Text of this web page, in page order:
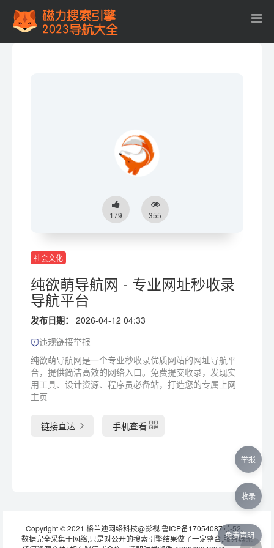
179 355
社会文化
纯欲萌导航网 - 专业网址秒收录
导航平台
发布日期：
2026-04-12 04:33
违规链接举报
纯欲萌导航网是一个专业秒收录优质网站的网址导航平
台，提供简洁高效的网络入口。免费提交收录，发现实
用工具、设计资源、程序员必备站，打造您的专属上网
主页
链接直达 手机查看
Copyright © 2021 格兰迪网络科技@影视鲁ICP备17054087号-52。
数据完全采集于网络,只是对公开的搜索引擎结果做了一定整合,服务器无
免责声明
举报
收录